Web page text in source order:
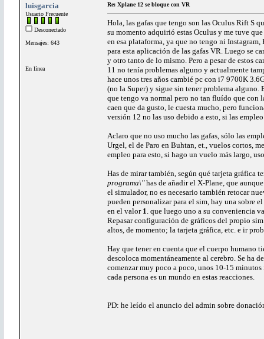
luisgarcia
Usuario Frecuente
Desconectado
Mensajes: 643
En línea
Re: Xplane 12 se bloque con VR
Hola, las gafas que tengo son las Oculus Rift S
su momento adquirió estas Oculus y me tuve
en esa plataforma, ya que no tengo ni
para esta aplicación de las gafas VR. Luego se
y otro tanto de lo mismo. Pero a pesar de estos
11 no tenía problemas alguno y actualmente
hace unos tres años cambié pc con i7 9700K
(no la Super) y sigue sin tener problema alguno.
que tengo va normal pero no tan fluído que con
caen que da gusto, le cuesta mucho, pero
versión 12 no las uso debido a esto, si las
Aclaro que no uso mucho las gafas, sólo las
Urgel, el de Paro en Buhtan, et., vuelos cortos,
empleo para esto, si hago un vuelo más largo,
Has de mirar también, según qué tarjeta gráfica
programa\"has de añadir el X-Plane, que
el simulador, no es necesario también retocar
pueden personalizar para el sim, hay una sobre
en el valor 1 . que luego uno a su conveniencia
Repasar configuración de gráficos del propio
altos, de momento; la tarjeta gráfica, etc. e ir
Hay que tener en cuenta que el cuerpo humano
descoloca momentáneamente al cerebro. Se ha
comenzar muy poco a poco, unos 10-15
cada persona es un mundo en estas reacciones.
PD: he leído el anuncio del admin sobre